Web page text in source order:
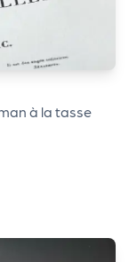
à la tasse